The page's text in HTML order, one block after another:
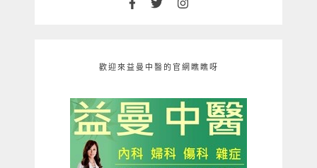
歡迎來益曼中醫的官網瞧瞧呀